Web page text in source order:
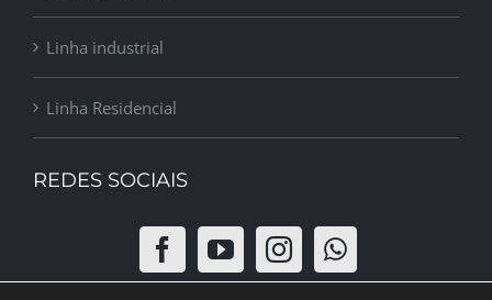
Linha industrial
Linha Residencial
REDES SOCIAIS